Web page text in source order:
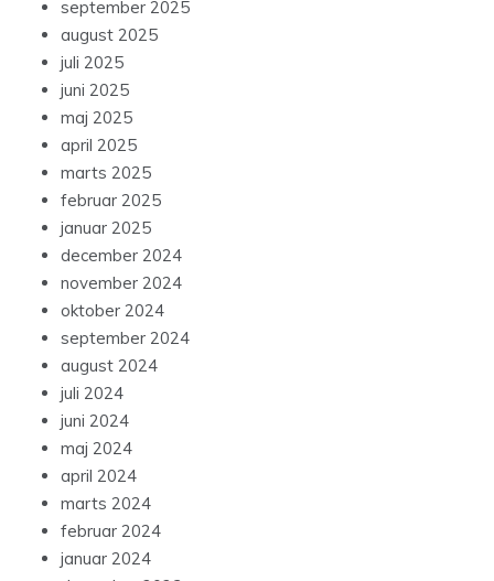
september 2025
august 2025
juli 2025
juni 2025
maj 2025
april 2025
marts 2025
februar 2025
januar 2025
december 2024
november 2024
oktober 2024
september 2024
august 2024
juli 2024
juni 2024
maj 2024
april 2024
marts 2024
februar 2024
januar 2024